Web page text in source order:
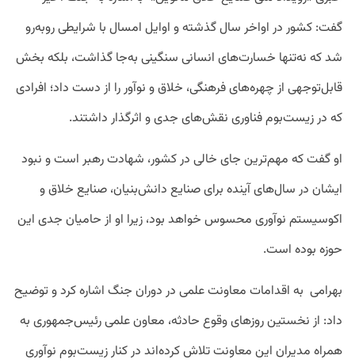
گفت: کشور در اواخر سال گذشته و اوایل امسال با شرایطی روبه‌رو
شد که نه‌تنها خسارت‌های انسانی سنگینی به‌جا گذاشت، بلکه بخش
قابل‌توجهی از چهره‌های فرهنگی، خلاق و نوآور را از دست داد؛ افرادی
که در زیست‌بوم فناوری نقش‌های جدی و اثرگذار داشتند.
او گفت که مهم‌ترین جای خالی در کشور، شهادت رهبر است و نبود
ایشان در سال‌های آینده برای صنایع دانش‌بنیان، صنایع خلاق و
اکوسیستم نوآوری محسوس خواهد بود، زیرا او از حامیان جدی این
حوزه بوده است.
بهرامی به اقدامات معاونت علمی در دوران جنگ اشاره کرد و توضیح
داد: از نخستین روزهای وقوع حادثه، معاون علمی رئیس‌جمهوری به
همراه مدیران این معاونت تلاش کرده‌اند در کنار زیست‌بوم نوآوری